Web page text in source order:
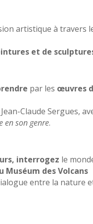
artistique à travers
et de
par les œuvres
Claude Sergues,
en son genre.
interrogez le
Muséum des Volcans
entre la nature